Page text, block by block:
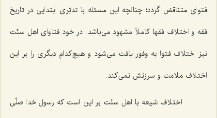
فتوای متناقض گردد؛ چنانچه این مسئله با تدبّری ابتدایی در تاریخ
فقه و اختلاف فقها کاملاً مشهود می‌باشد. در خود فتاوای اهل سنّت
نیز اختلاف فتوا به وفور یافت می‌شود و هیچ‌کدام دیگری را بر این
اختلاف ملامت و سرزنش نمی‌کند.
اختلاف شیعه با اهل سنّت بر این است که رسول خدا صلّی